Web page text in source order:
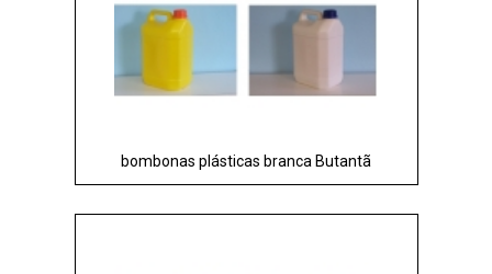
bombonas plásticas branca Butantã